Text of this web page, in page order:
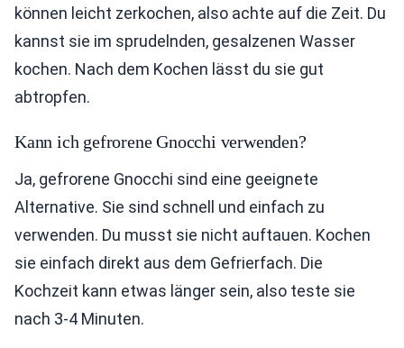
können leicht zerkochen, also achte auf die Zeit. Du
kannst sie im sprudelnden, gesalzenen Wasser
kochen. Nach dem Kochen lässt du sie gut
abtropfen.
Kann ich gefrorene Gnocchi verwenden?
Ja, gefrorene Gnocchi sind eine geeignete
Alternative. Sie sind schnell und einfach zu
verwenden. Du musst sie nicht auftauen. Kochen
sie einfach direkt aus dem Gefrierfach. Die
Kochzeit kann etwas länger sein, also teste sie
nach 3-4 Minuten.